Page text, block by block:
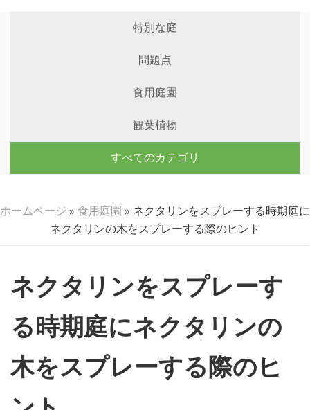
特別な庭
問題点
食用庭園
観葉植物
すべてのカテゴリ
ホームページ » 食用庭園 » ネクタリンをスプレーする時期庭に
ネクタリンの木をスプレーする際のヒント
ネクタリンをスプレーす
る時期庭にネクタリンの
木をスプレーする際のヒ